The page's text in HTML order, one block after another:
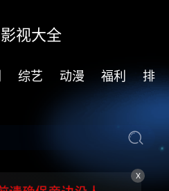
影视大全
综艺 动漫 福利 排
X